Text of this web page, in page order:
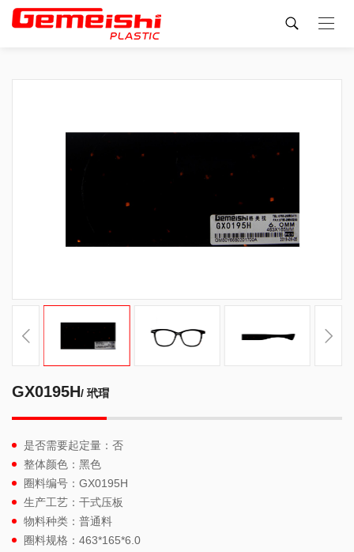
GX0195H/ 玳瑁
是否需要起定量：否
整体颜色：黑色
圈料编号：GX0195H
生产工艺：干式压板
物料种类：普通料
圈料规格：463*165*6.0